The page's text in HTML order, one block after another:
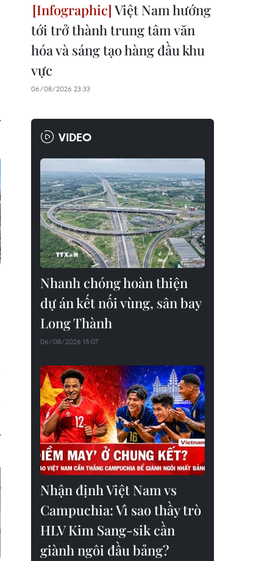
Việt Nam hướng
tới trở thành trung tâm văn
hóa và sáng tạo hàng đầu khu
vực
06/08/2026 23:33
VIDEO
Nhanh chóng hoàn thiện
dự án kết nối vùng, sân bay
Long Thành
06/08/2026 15:07
Nhận định Việt Nam vs
Campuchia: Vì sao thầy trò
HLV Kim Sang-sik cần
giành ngôi đầu bảng?